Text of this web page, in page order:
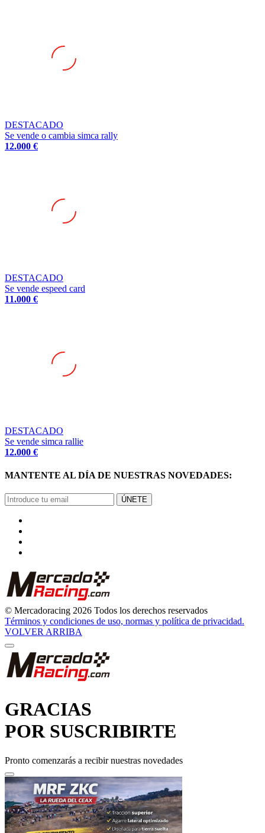
DESTACADO
Se vende o cambia simca rally
12.000 €
DESTACADO
Se vende espeed card
11.000 €
DESTACADO
Se vende simca rallie
12.000 €
MANTENTE AL DÍA DE NUESTRAS NOVEDADES:
ÚNETE
© Mercadoracing 2026 Todos los derechos reservados
Términos y condiciones de uso, normas y política de privacidad.
VOLVER ARRIBA
GRACIAS
POR SUSCRIBIRTE
Pronto comenzarás a recibir nuestras novedades